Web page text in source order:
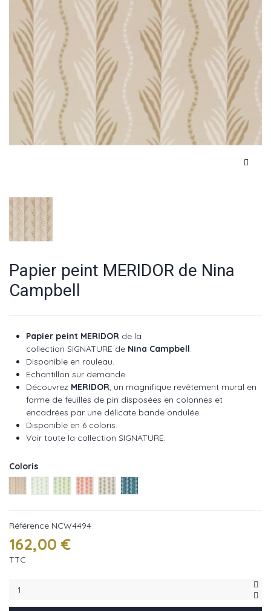
Papier peint MERIDOR de Nina
Campbell
Papier peint MERIDOR de la
collection SIGNATURE de Nina Campbell
Disponible en rouleau.
Echantillon sur demande.
Découvrez MERIDOR , un magnifique revêtement mural en
forme de feuilles de pin disposées en colonnes et
encadrées par une délicate bande ondulée.
Disponible en 6 coloris.
Voir toute la collection SIGNATURE.
Coloris
Linen ref NCW4494-01
Aqua ref NCW4494-02
Green ref NCW4494-03
Red ref NCW4494-04
Blue ref NCW4494-05
Indigo ref NCW4494-06
Référence NCW4494
162,00 €
TTC